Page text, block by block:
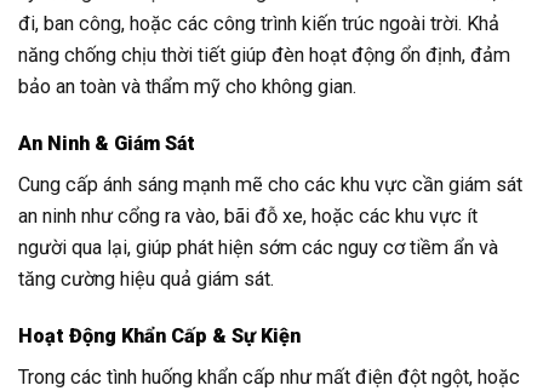
đi, ban công, hoặc các công trình kiến trúc ngoài trời. Khả
năng chống chịu thời tiết giúp đèn hoạt động ổn định, đảm
bảo an toàn và thẩm mỹ cho không gian.
An Ninh & Giám Sát
Cung cấp ánh sáng mạnh mẽ cho các khu vực cần giám sát
an ninh như cổng ra vào, bãi đỗ xe, hoặc các khu vực ít
người qua lại, giúp phát hiện sớm các nguy cơ tiềm ẩn và
tăng cường hiệu quả giám sát.
Hoạt Động Khẩn Cấp & Sự Kiện
Trong các tình huống khẩn cấp như mất điện đột ngột, hoặc